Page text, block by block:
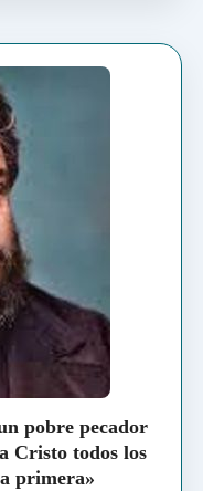
pobre pecador
Cristo todos los
primera»